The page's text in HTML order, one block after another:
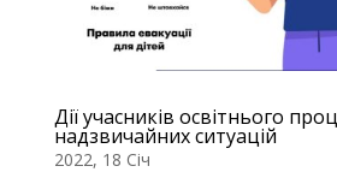
Дії учасників освітнього
надзвичайних ситуацій
2022, 18 Січ